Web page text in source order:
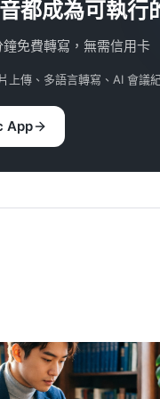
都成為可執行
免費轉寫，無需信用卡
上傳、多語言轉寫、AI 會議
App